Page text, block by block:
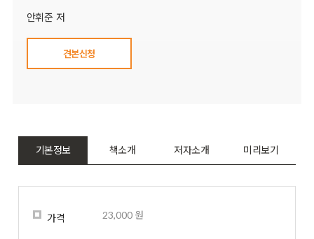
안휘준 저
견본신청
기본정보 책소개 저자소개 미리보기
가격 23,000 원